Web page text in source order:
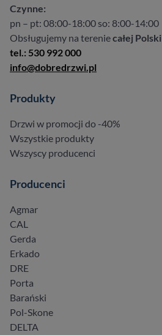
Czynne:
pn – pt: 08:00-18:00 so: 8:00-14:00
Obsługujemy na tereniecałej Polski
tel.: 530 992 000
info@dobredrzwi.pl
Produkty
Drzwi w promocji do -40%
Wszystkie produkty
Wszyscy producenci
Producenci
Agmar
CAL
Gerda
Erkado
DRE
Porta
Barański
Pol-Skone
DELTA